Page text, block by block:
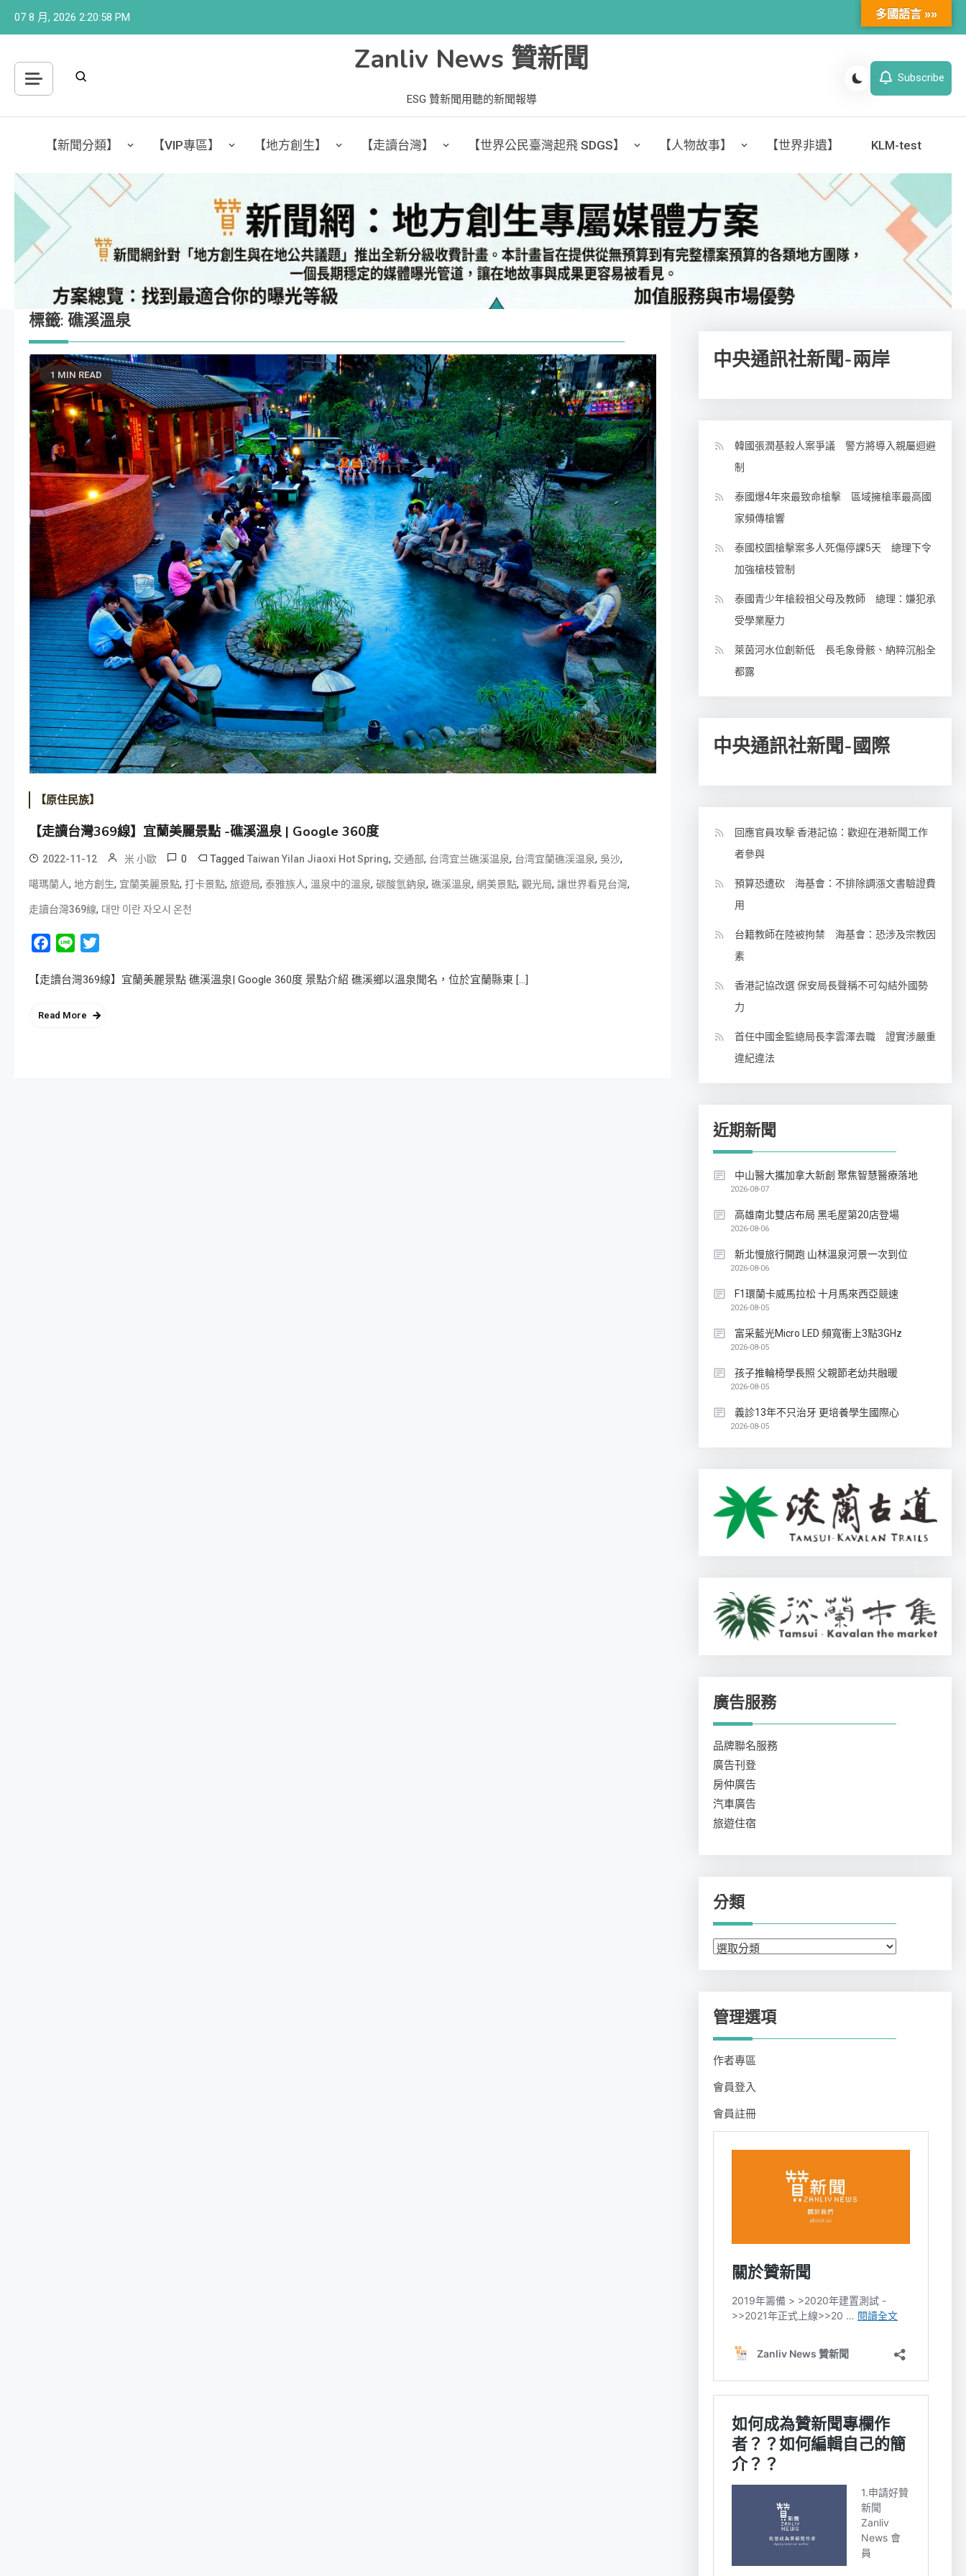
07 8 月, 2026 2:20:59 PM
Zanliv News 贊新聞
ESG 贊新聞用聽的新聞報導
Subscribe
【新聞分類】 【VIP專區】 【地方創生】 【走讀台灣】 【世界公民臺灣起飛 SDGS】 【人物故事】 【世界非遺】 KLM-test
標籤: 礁溪溫泉
1 MIN READ
【原住民族】
【走讀台灣369線】宜蘭美麗景點 -礁溪溫泉 | Google 360度
2022-11-12 米 小歐 0 Tagged Taiwan Yilan Jiaoxi Hot Spring, 交通部, 台湾宜兰礁溪温泉, 台湾宜蘭礁渓温泉, 吳沙,
噶瑪蘭人, 地方創生, 宜蘭美麗景點, 打卡景點, 旅遊局, 泰雅族人, 溫泉中的溫泉, 碳酸氫鈉泉, 礁溪溫泉, 網美景點, 觀光局, 讓世界看見台灣,
走讀台灣369線, 대만 이란 자오시 온천
Facebook
Line
【走讀台灣369線】宜蘭美麗景點 礁溪溫泉| Google 360度 景點介紹 礁溪鄉以溫泉聞名，位於宜蘭縣東 […]
Read More
中央通訊社新聞-兩岸
韓國張潤基殺人案爭議 警方將導入親屬迴避
制
泰國爆4年來最致命槍擊 區域擁槍率最高國
家頻傳槍響
泰國校園槍擊案多人死傷停課5天 總理下令
加強槍枝管制
泰國青少年槍殺祖父母及教師 總理：嫌犯承
受學業壓力
萊茵河水位創新低 長毛象骨骸、納粹沉船全
都露
中央通訊社新聞-國際
回應官員攻擊 香港記協：歡迎在港新聞工作
者參與
預算恐遭砍 海基會：不排除調漲文書驗證費
用
台籍教師在陸被拘禁 海基會：恐涉及宗教因
素
香港記協改選 保安局長聲稱不可勾結外國勢
力
首任中國金監總局長李雲澤去職 證實涉嚴重
違紀違法
近期新聞
中山醫大攜加拿大新創 聚焦智慧醫療落地
2026-08-07
高雄南北雙店布局 黑毛屋第20店登場
2026-08-06
新北慢旅行開跑 山林溫泉河景一次到位
2026-08-06
F1環蘭卡威馬拉松 十月馬來西亞競速
2026-08-05
富采藍光Micro LED 頻寬衝上3點3GHz
2026-08-05
孩子推輪椅學長照 父親節老幼共融暖
2026-08-05
義診13年不只治牙 更培養學生國際心
2026-08-05
廣告服務
品牌聯名服務
廣告刊登
房仲廣告
汽車廣告
旅遊住宿
分類
分
管理選項
作者專區
會員登入
會員註冊
多國語言 »»